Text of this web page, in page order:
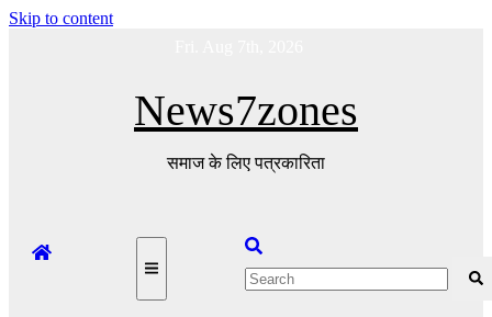
Skip to content
News7zones
समाज के लिए पत्रकारिता